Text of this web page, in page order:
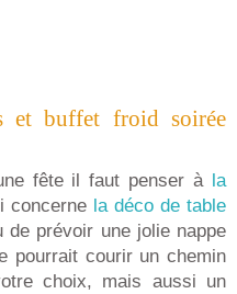
et buffet froid soirée
fête il faut penser à la
concerne la déco de table
prévoir une jolie nappe
pourrait courir un chemin
choix, mais aussi un